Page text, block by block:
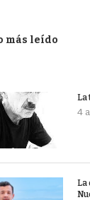
más leído
La
4
La